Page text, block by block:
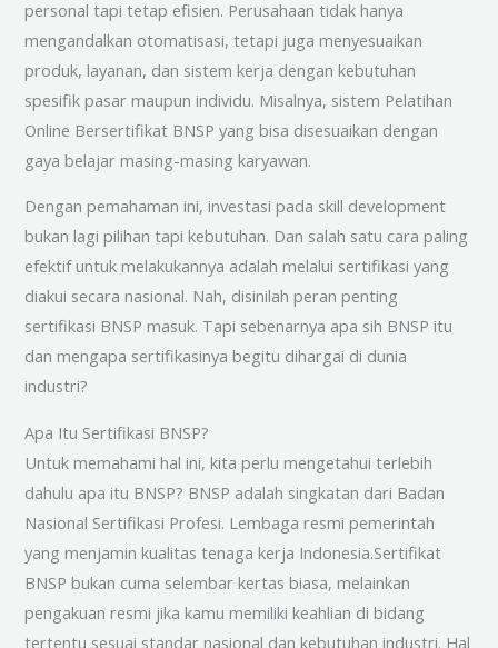
personal tapi tetap efisien. Perusahaan tidak hanya
mengandalkan otomatisasi, tetapi juga menyesuaikan
produk, layanan, dan sistem kerja dengan kebutuhan
spesifik pasar maupun individu. Misalnya, sistem Pelatihan
Online Bersertifikat BNSP yang bisa disesuaikan dengan
gaya belajar masing-masing karyawan.
Dengan pemahaman ini, investasi pada skill development
bukan lagi pilihan tapi kebutuhan. Dan salah satu cara paling
efektif untuk melakukannya adalah melalui sertifikasi yang
diakui secara nasional. Nah, disinilah peran penting
sertifikasi BNSP masuk. Tapi sebenarnya apa sih BNSP itu
dan mengapa sertifikasinya begitu dihargai di dunia
industri?
Apa Itu Sertifikasi BNSP?
Untuk memahami hal ini, kita perlu mengetahui terlebih
dahulu apa itu BNSP? BNSP adalah singkatan dari Badan
Nasional Sertifikasi Profesi. Lembaga resmi pemerintah
yang menjamin kualitas tenaga kerja Indonesia.Sertifikat
BNSP bukan cuma selembar kertas biasa, melainkan
pengakuan resmi jika kamu memiliki keahlian di bidang
tertentu sesuai standar nasional dan kebutuhan industri. Hal